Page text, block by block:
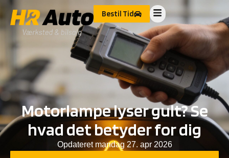
Bestil Tid
Motorlampe lyser gult? Se
hvad det betyder for dig
Opdateret mandag 27. apr 2026